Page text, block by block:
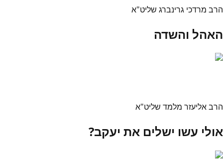
הרב מרדכי גרינברג שליט"א
האהל והשדה
הרב אליעזר מלמד שליט"א
אולי עשו ישלים את יעקב?